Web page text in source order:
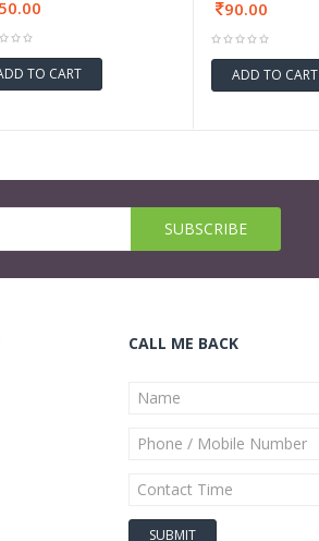
TO CART
90.00
ADD TO CART
CALL ME BACK